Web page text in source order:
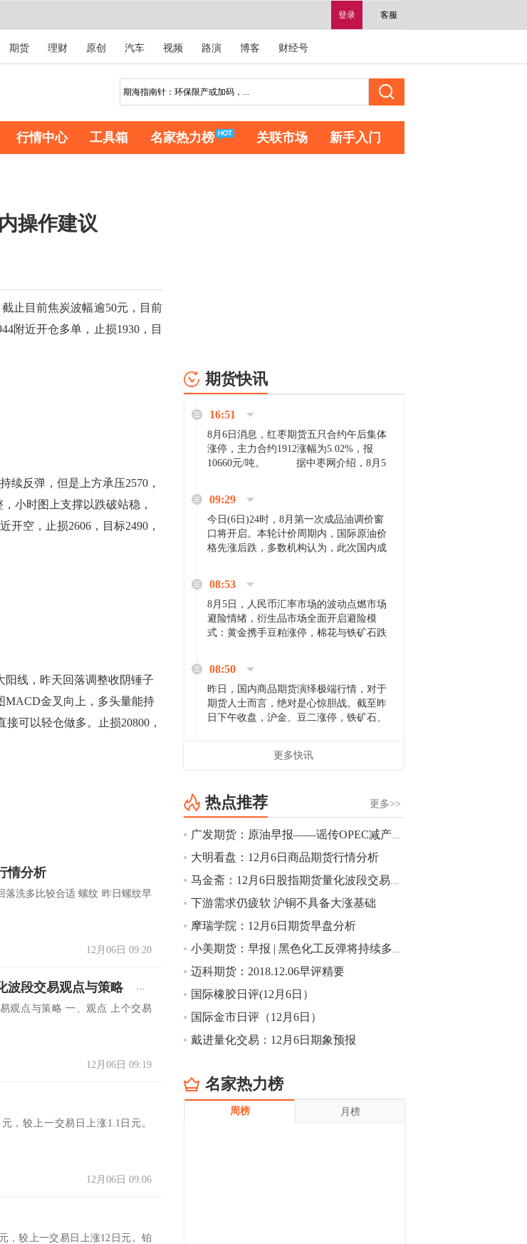
登录 客服
期货 理财 原创 汽车 视频 路演 博客 财经号
行情中心 工具箱 名家热力榜 关联市场 新手入门
操作建议
止目前焦炭波幅逾50元，目前
附近开仓多单，止损1930，目
反弹，但是上方承压2570，
小时图上支撑以跌破站稳，
开空，止损2606，目标2490，
线，昨天回落调整收阴锤子
MACD金叉向上，多头量能持
可以轻仓做多。止损20800，
情分析
落洗多比较合适 螺纹 昨日螺纹早
12月06日 09:20
马金斋：12月6日股指期货量化波段交易观点与策略
观点与策略 一、观点 上个交易
12月06日 09:19
，较上一交易日上涨1.1日元。
12月06日 09:06
，较上一交易日上涨12日元。铂
期货快讯
16:51
8月6日消息，红枣期货五只合约午后集体
涨停，主力合约1912涨幅为5.02%，报
10660元/吨。 据中枣网介绍，8月5
家好货依旧惜售挺...
09:29
今日(6日)24时，8月第一次成品油调价窗
口将开启。本轮计价周期内，国际原油价
格先涨后跌，多数机构认为，此次国内成
08:53
8月5日，人民币汇率市场的波动点燃市场
避险情绪，衍生品市场全面开启避险模
式：黄金携手豆粕涨停，棉花与铁矿石跌
场来看，汇率波动...
08:50
昨日，国内商品期货演绎极端行情，对于
期货人士而言，绝对是心惊胆战。截至昨
日下午收盘，沪金、豆二涨停，铁矿石、
[imgnobrwh] src=...
跌幅达6%，报689.5元/吨，刷新近两个月
低位。
14:20
方正有色研究团队：高度重视贵金属的阶
段性机会。自年初以来沪金上涨16.93%，
立涨势，白银将开启补涨，且涨幅超过黄
金，金银比有望高位回归。
13:55
豆二期货主力合约涨停，涨幅达3.98%，报
CBOT大豆期货市场上涨，11月期约收高
影响，夜盘连粕高位窄幅震荡，建议短线
操作为主。 ...
13:54
8月5日消息，内外盘贵金属强劲走升，沪
金主力合约涨停，涨幅3.99%，报334.00
更多快讯
更多>>
热点推荐
广发期货：原油早报——谣传OPEC减产数量不如预期 油价波幅加大（20181206）
大明看盘：12月6日商品期货行情分析
马金斋：12月6日股指期货量化波段交易观点与策略
下游需求仍疲软 沪铜不具备大涨基础
摩瑞学院：12月6日期货早盘分析
小美期货：早报 | 黑色化工反弹将持续多久，今日这几个品种或有入市机会
迈科期货：2018.12.06早评精要
国际橡胶日评(12月6日）
国际金市日评（12月6日）
戴进量化交易：12月6日期象预报
名家热力榜
周榜 月榜